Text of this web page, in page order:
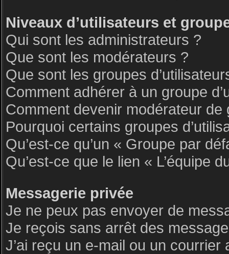
Niveaux d’utilisateurs et
Qui sont les administrateurs ?
Que sont les modérateurs ?
Que sont les groupes
Comment adhérer à un groupe
Comment devenir modérateur de
Pourquoi certains groupes
Qu’est-ce qu’un « Groupe par
Qu’est-ce que le lien « L’équipe
Messagerie privée
Je ne peux pas envoyer de
Je reçois sans arrêt des
J’ai reçu un e-mail ou un courrier